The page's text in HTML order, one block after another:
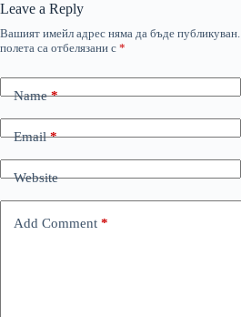
Leave a Reply
Вашият имейл адрес няма да бъде публикуван.
полета са отбелязани с *
Name*
Email*
Website
Add Comment *